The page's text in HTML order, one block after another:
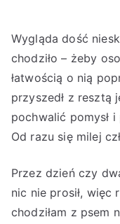
Wygląda dość
chodziło – żeby
łatwością o nią
przyszedł z resztą
pochwalić pomysł
Od razu się milej
Przez dzień czy
nic nie prosił, więc
chodziłam z psem